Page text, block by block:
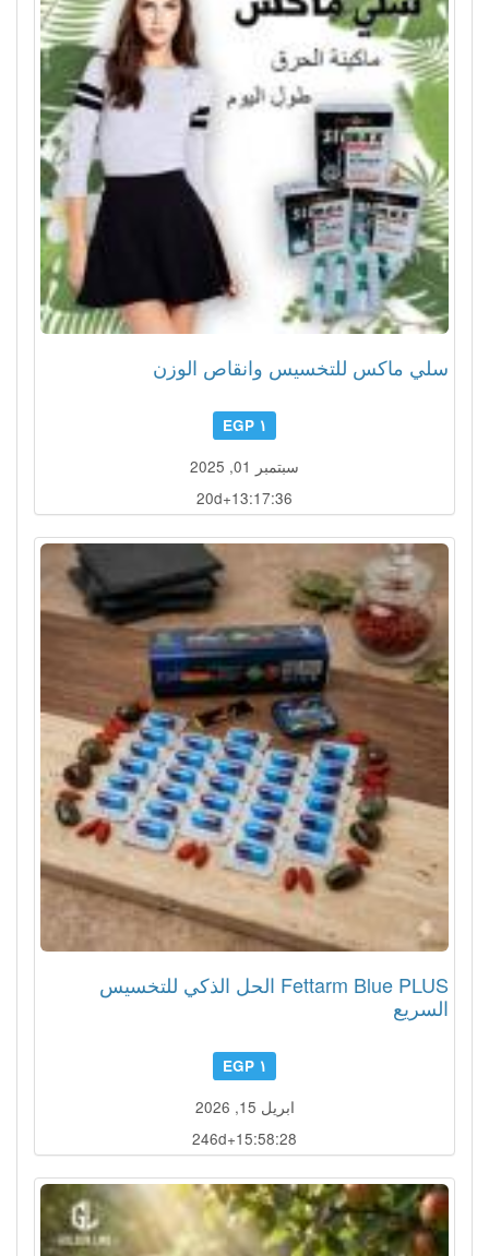
سلي ماكس للتخسيس وانقاص الوزن
١ EGP
سبتمبر 01, 2025
20d+13:17:33
Fettarm Blue PLUS الحل الذكي للتخسيس
السريع
١ EGP
ابريل 15, 2026
246d+15:58:25